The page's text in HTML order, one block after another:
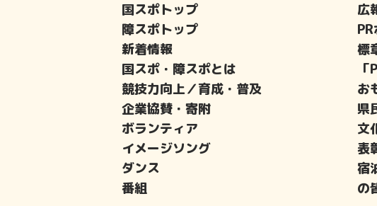
国スポトップ
障スポトップ
新着情報
国スポ・障スポとは
競技力向上／育成・普及
企業協賛・寄附
ボランティア
イメージソング
ダンス
番組
広
標
お
県
文
表
宿
の